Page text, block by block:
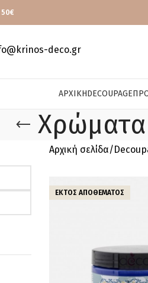
deco.gr
ΑΡΧΙΚΉDECOUPAGE
Χρώματα
Αρχική σελίδα
ΕΚΤΌΣ ΑΠΟΘΈΜΑΤΟΣ